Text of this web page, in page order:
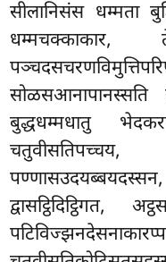
सीलानिसंस धम्मता
धम्मचक्काकार,
सोळसआनापानस्सति
बुद्धधम्मधातु
चतुवीसतिपच्चय,
द्वासट्ठिदिट्ठिगत,